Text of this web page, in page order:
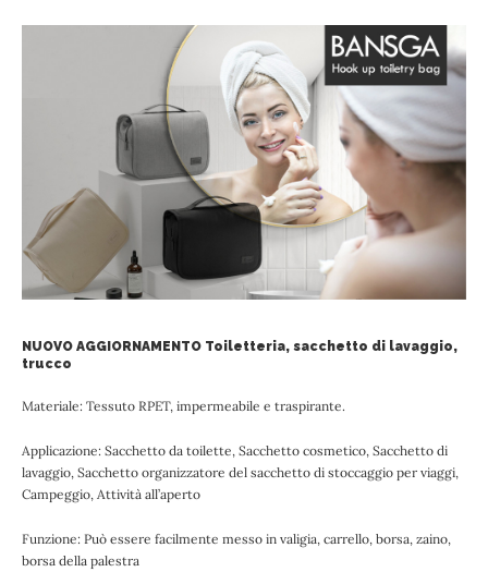
NUOVO AGGIORNAMENTO Toiletteria, sacchetto di lavaggio,
trucco
Materiale: Tessuto RPET, impermeabile e traspirante.
Applicazione: Sacchetto da toilette, Sacchetto cosmetico, Sacchetto di
lavaggio, Sacchetto organizzatore del sacchetto di stoccaggio per viaggi,
Campeggio, Attività all’aperto
Funzione: Può essere facilmente messo in valigia, carrello, borsa, zaino,
borsa della palestra